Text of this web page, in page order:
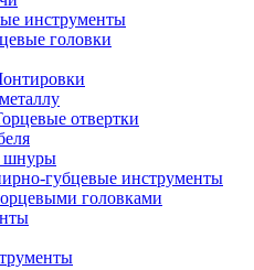
инструменты
головки
отвертки
шнуры
губцевые инструменты
головками